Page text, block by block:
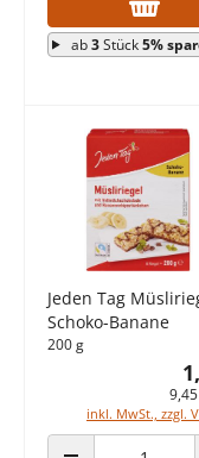
ab3Stück5%
Jeden Tag
Schoko-Banane
200 g
inkl. MwSt., zzgl.